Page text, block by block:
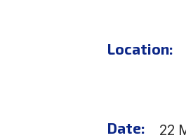
Location:
Date: 22